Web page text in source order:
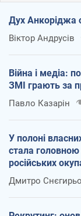
Дух Анкоріджа
Віктор Андрусів
Війна і медіа:
ЗМІ грають за
Павло Казарін
У полоні
стала
російських
Дмитро